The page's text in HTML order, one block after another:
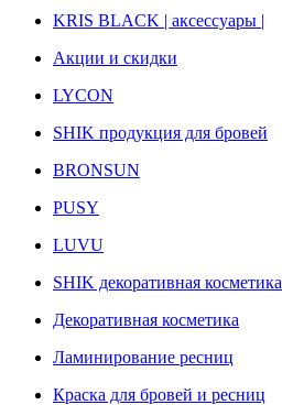
KRIS BLACK | аксессуары |
Акции и скидки
LYCON
SHIK продукция для бровей
BRONSUN
PUSY
LUVU
SHIK декоративная косметика
Декоративная косметика
Ламинирование ресниц
Краска для бровей и ресниц